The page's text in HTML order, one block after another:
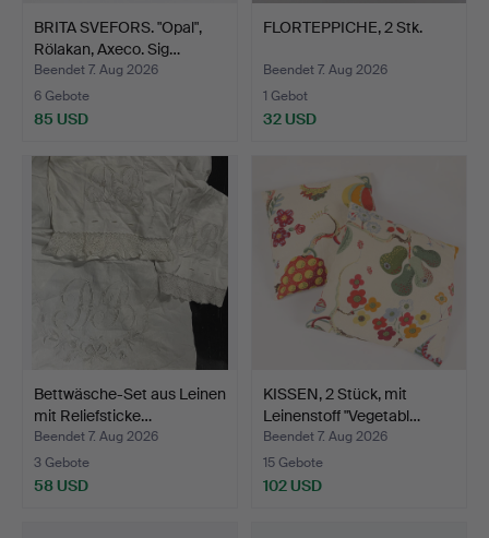
BRITA SVEFORS. "Opal",
Rölakan, Axeco. Sig…
Beendet 7. Aug 2026
6 Gebote
85 USD
FLORTEPPICHE, 2 Stk.
Beendet 7. Aug 2026
1 Gebot
32 USD
Bettwäsche-Set aus Leinen
mit Reliefsticke…
Beendet 7. Aug 2026
3 Gebote
58 USD
KISSEN, 2 Stück, mit
Leinenstoff "Vegetabl…
Beendet 7. Aug 2026
15 Gebote
102 USD